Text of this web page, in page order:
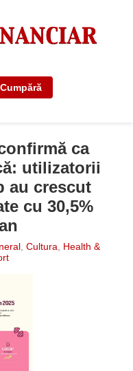
Cumpără
ca
utilizatorii
au crescut
cu 30,5%
, Cultura, Health &